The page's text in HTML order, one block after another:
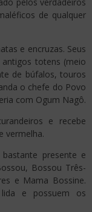
de qualquer
e encruzas. Seus
totens (meio
de búfalos, touros
o chefe do Povo
com Ogum Nagô.
e recebe
vermelha.
presente e
Bossou Três-
e Mama Bossine.
e possuem os